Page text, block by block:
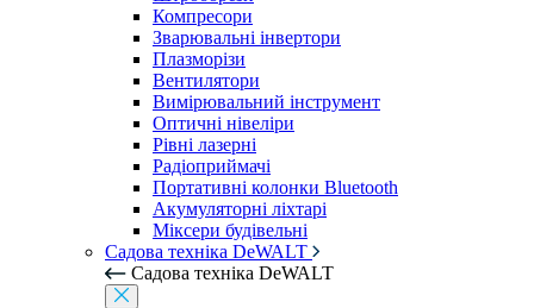
Компресори
Зварювальні інвертори
Плазморізи
Вентилятори
Вимірювальний інструмент
Оптичні нівеліри
Рівні лазерні
Радіоприймачі
Портативні колонки Bluetooth
Акумуляторні ліхтарі
Міксери будівельні
Садова техніка DeWALT
Садова техніка DeWALT